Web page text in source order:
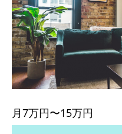
月7万円〜15万円